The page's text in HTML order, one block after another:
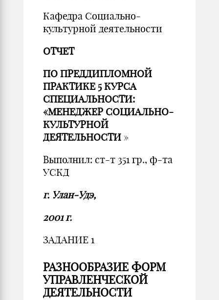
Кафедра Социально-
культурной деятельности
ОТЧЕТ
ПО ПРЕДДИПЛОМНОЙ
ПРАКТИКЕ 5 КУРСА
СПЕЦИАЛЬНОСТИ:
«МЕНЕДЖЕР СОЦИАЛЬНО-
КУЛЬТУРНОЙ
ДЕЯТЕЛЬНОСТИ »
Выполнил: ст-т 351 гр., ф-та
УСКД
г. Улан-Удэ,
2001 г.
ЗАДАНИЕ 1
РАЗНООБРАЗИЕ ФОРМ
УПРАВЛЕНЧЕСКОЙ
ДЕЯТЕЛЬНОСТИ